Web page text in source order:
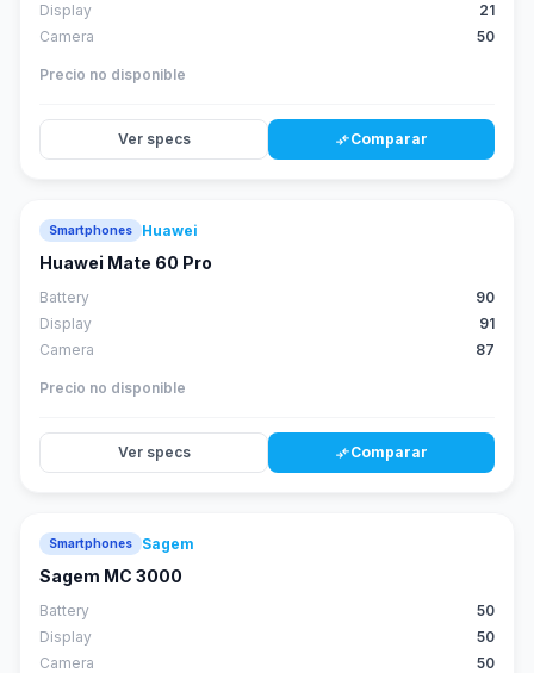
Display
21
Camera
50
Precio no disponible
Ver specs compare_arrowsComparar
Smartphones Huawei
Huawei Mate 60 Pro
Battery
90
Display
91
Camera
87
Precio no disponible
Ver specs compare_arrowsComparar
Smartphones Sagem
Sagem MC 3000
Battery
50
Display
50
Camera
50